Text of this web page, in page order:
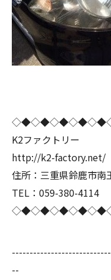
K2ファクトリー
http://k2-factory.net/
住所：三重県鈴鹿市南
TEL：059-380-4114
--